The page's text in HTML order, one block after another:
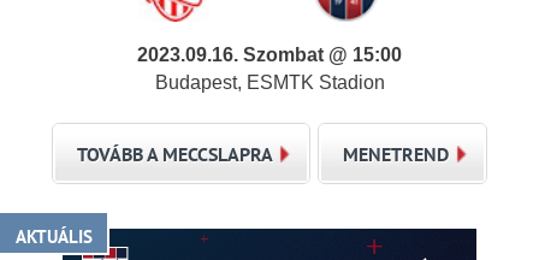
2023.09.16. Szombat @ 15:00
Budapest, ESMTK Stadion
TOVÁBB A MECCSLAPRA MENETREND
AKTUÁLIS